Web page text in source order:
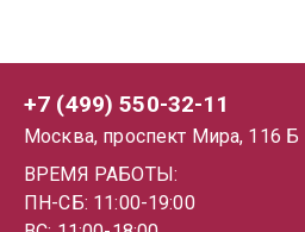
+7 (499) 550-32-11
Москва, проспект Мира, 116 Б
ВРЕМЯ РАБОТЫ:
ПН-СБ: 11:00-19:00